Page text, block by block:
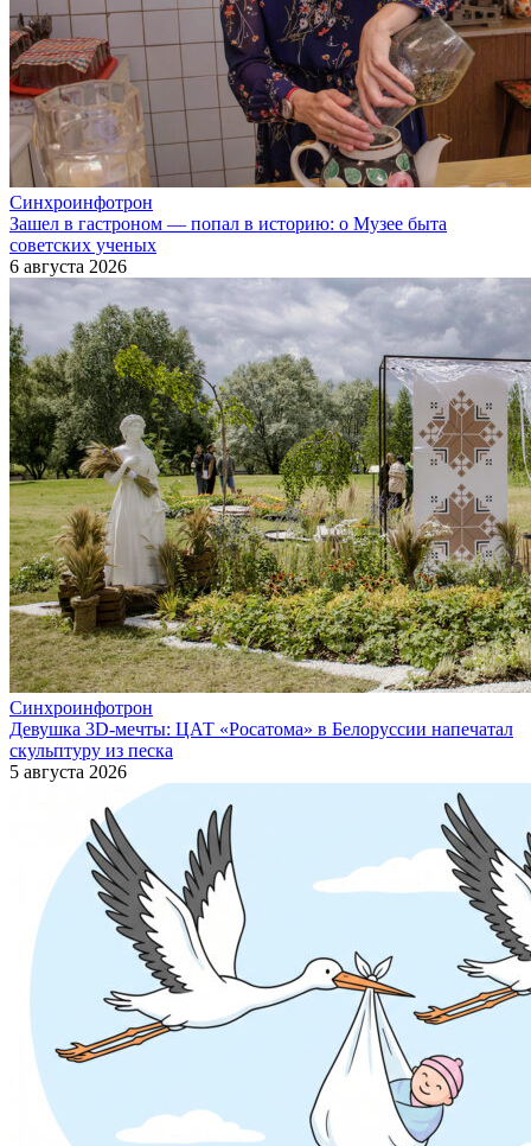
Синхроинфотрон
Зашел в гастроном — попал в историю: о Музее быта
советских ученых
6 августа 2026
Синхроинфотрон
Девушка 3D-мечты: ЦАТ «Росатома» в Белоруссии напечатал
скульптуру из песка
5 августа 2026